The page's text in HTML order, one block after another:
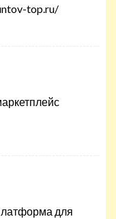
top.ru/
для